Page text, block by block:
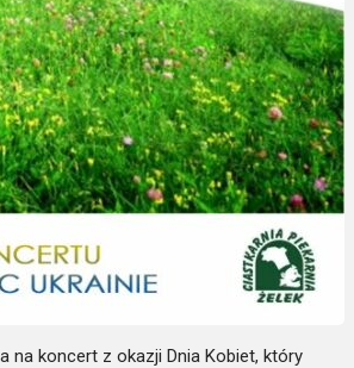
na koncert z okazji Dnia Kobiet, który